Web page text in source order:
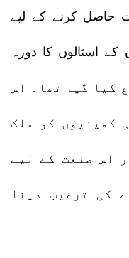
حاصل کرنے کے لیے
کے اسٹالوں کا دورہ
2021 میں شروع کیا گیا تھا۔ اس
کمپنیوں کو ملک
اس صنعت کے لیے
کی ترغیب دینا